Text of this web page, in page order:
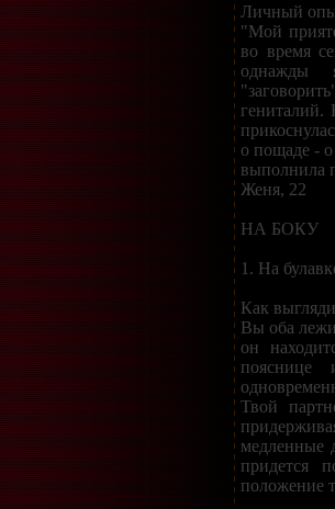
Личный
"Мой
во время
однажды
о пощаде -
выполнила
Женя, 22
НА БОКУ
1. На
Как
Вы оба
он
Твой
медленные
придется
положение